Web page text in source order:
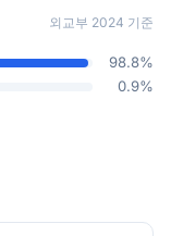
외교부 2024 기준
98.8%
0.9%